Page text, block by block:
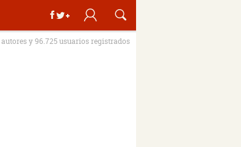
autores y 96.725 usuarios registrados